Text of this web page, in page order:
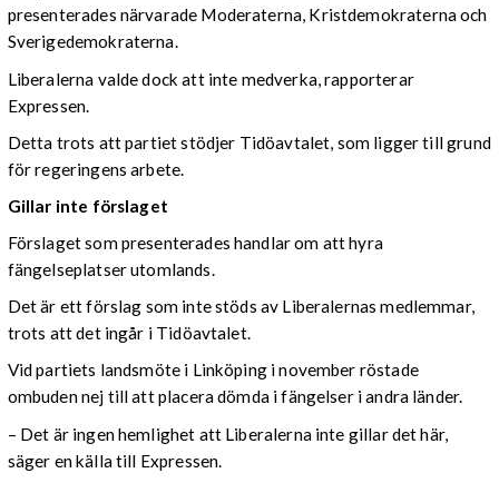
presenterades närvarade Moderaterna, Kristdemokraterna och
Sverigedemokraterna.
Liberalerna valde dock att inte medverka, rapporterar
Expressen.
Detta trots att partiet stödjer Tidöavtalet, som ligger till grund
för regeringens arbete.
Gillar inte förslaget
Förslaget som presenterades handlar om att hyra
fängelseplatser utomlands.
Det är ett förslag som inte stöds av Liberalernas medlemmar,
trots att det ingår i Tidöavtalet.
Vid partiets landsmöte i Linköping i november röstade
ombuden nej till att placera dömda i fängelser i andra länder.
– Det är ingen hemlighet att Liberalerna inte gillar det här,
säger en källa till Expressen.